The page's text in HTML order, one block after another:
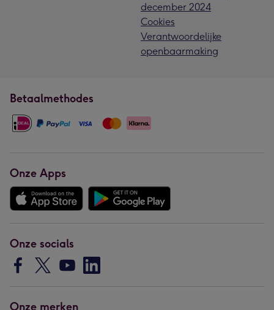
december 2024
Cookies
Verantwoordelijke
openbaarmaking
Betaalmethodes
Onze Apps
Onze socials
Onze merken